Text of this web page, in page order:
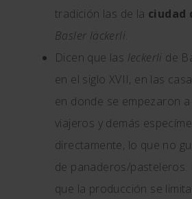
tradición las de la ciudad
Basler läckerli.
Dicen que las leckerli de
en el siglo XVII, en las
en donde se empezaron
viajeros y demás
directamente, lo que no
de panaderos/pasteleros.
que la producción se